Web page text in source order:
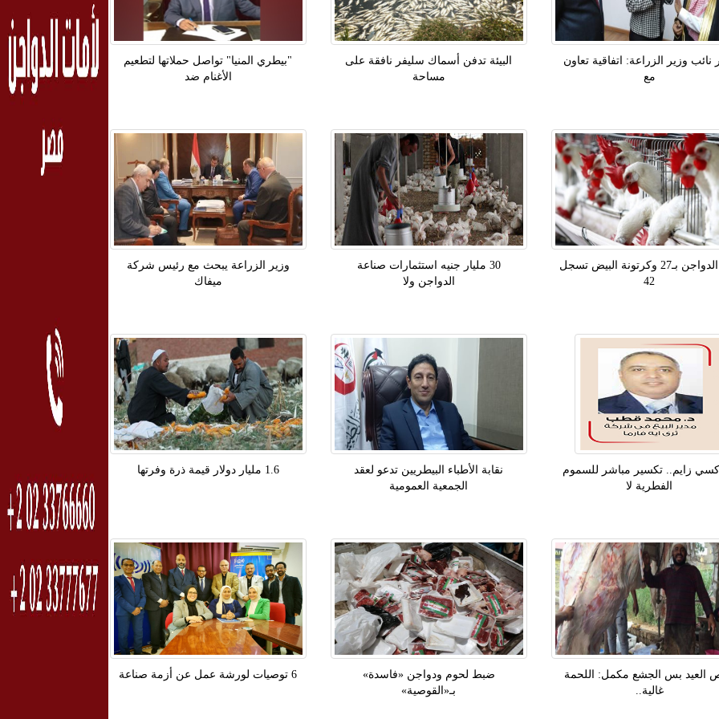
"بيطري المنيا" تواصل حملاتها لتطعيم
الأغنام ضد
البيئة تدفن أسماك سليفر نافقة على
مساحة
وزير الزراعة: اتفاقية تعاون
مع
وزير الزراعة يبحث مع رئيس شركة
ميفاك
30 مليار جنيه استثمارات صناعة
الدواجن ولا
كيلو الدواجن بـ27 وكرتونة البيض تسجل
42
1.6 مليار دولار قيمة ذرة وفرتها
نقابة الأطباء البيطريين تدعو لعقد
الجمعية العمومية
زايم.. تكسير مباشر للسموم
الفطرية لا
6 توصيات لورشة عمل عن أزمة صناعة
ضبط لحوم ودواجن «فاسدة»
بـ«القوصية»
العيد بس الجشع مكمل: اللحمة
غالية..